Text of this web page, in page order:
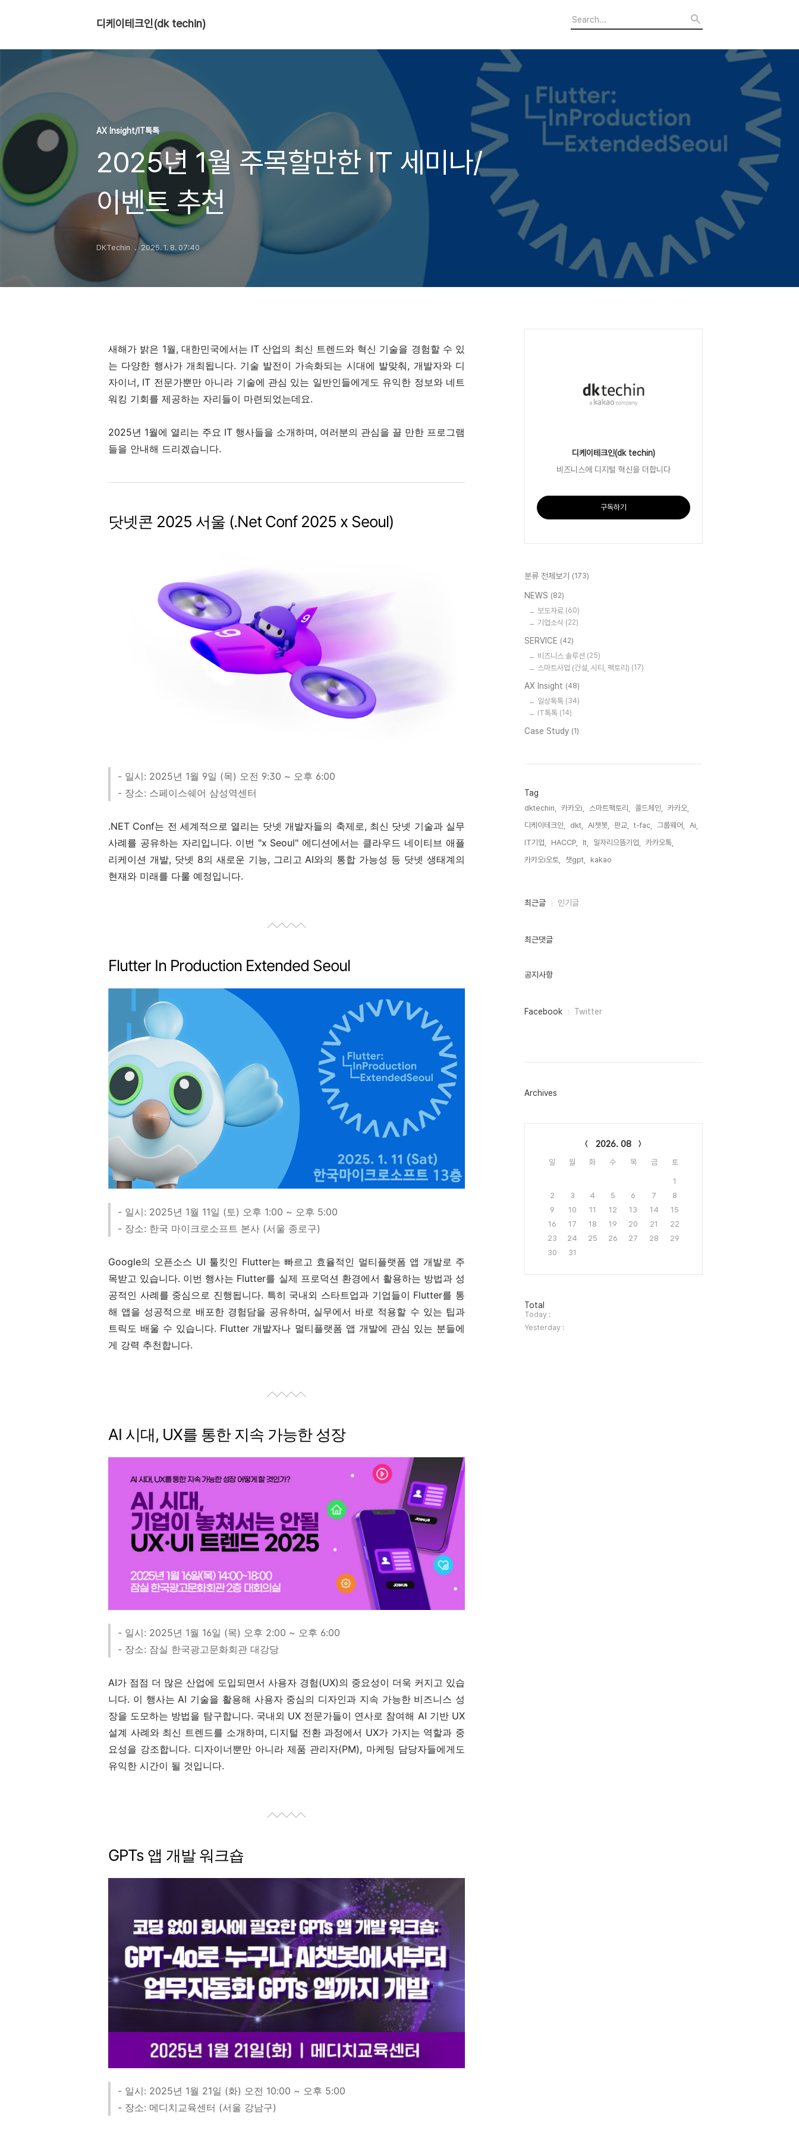
디케이테크인(dk techin)
AX Insight/IT톡톡
2025년 1월 주목할만한 IT 세미나/
이벤트 추천
DKTechin 2025. 1. 8. 07:40
새해가 밝은 1월, 대한민국에서는 IT 산업의 최신 트렌드와 혁신 기술을 경험할 수 있
는 다양한 행사가 개최됩니다. 기술 발전이 가속화되는 시대에 발맞춰, 개발자와 디
자이너, IT 전문가뿐만 아니라 기술에 관심 있는 일반인들에게도 유익한 정보와 네트
워킹 기회를 제공하는 자리들이 마련되었는데요.
2025년 1월에 열리는 주요 IT 행사들을 소개하며, 여러분의 관심을 끌 만한 프로그램
들을 안내해 드리겠습니다.
닷넷콘 2025 서울 (.Net Conf 2025 x Seoul)
- 일시: 2025년 1월 9일 (목) 오전 9:30 ~ 오후 6:00
- 장소: 스페이스쉐어 삼성역센터
.NET Conf는 전 세계적으로 열리는 닷넷 개발자들의 축제로, 최신 닷넷 기술과 실무
사례를 공유하는 자리입니다. 이번 "x Seoul" 에디션에서는 클라우드 네이티브 애플
리케이션 개발, 닷넷 8의 새로운 기능, 그리고 AI와의 통합 가능성 등 닷넷 생태계의
현재와 미래를 다룰 예정입니다.
Flutter In Production Extended Seoul
- 일시: 2025년 1월 11일 (토) 오후 1:00 ~ 오후 5:00
- 장소: 한국 마이크로소프트 본사 (서울 종로구)
Google의 오픈소스 UI 툴킷인 Flutter는 빠르고 효율적인 멀티플랫폼 앱 개발로 주
목받고 있습니다. 이번 행사는 Flutter를 실제 프로덕션 환경에서 활용하는 방법과 성
공적인 사례를 중심으로 진행됩니다. 특히 국내외 스타트업과 기업들이 Flutter를 통
해 앱을 성공적으로 배포한 경험담을 공유하며, 실무에서 바로 적용할 수 있는 팁과
트릭도 배울 수 있습니다. Flutter 개발자나 멀티플랫폼 앱 개발에 관심 있는 분들에
게 강력 추천합니다.
AI 시대, UX를 통한 지속 가능한 성장
- 일시: 2025년 1월 16일 (목) 오후 2:00 ~ 오후 6:00
- 장소: 잠실 한국광고문화회관 대강당
AI가 점점 더 많은 산업에 도입되면서 사용자 경험(UX)의 중요성이 더욱 커지고 있습
니다. 이 행사는 AI 기술을 활용해 사용자 중심의 디자인과 지속 가능한 비즈니스 성
장을 도모하는 방법을 탐구합니다. 국내외 UX 전문가들이 연사로 참여해 AI 기반 UX
설계 사례와 최신 트렌드를 소개하며, 디지털 전환 과정에서 UX가 가지는 역할과 중
요성을 강조합니다. 디자이너뿐만 아니라 제품 관리자(PM), 마케팅 담당자들에게도
유익한 시간이 될 것입니다.
GPTs 앱 개발 워크숍
- 일시: 2025년 1월 21일 (화) 오전 10:00 ~ 오후 5:00
- 장소: 메디치교육센터 (서울 강남구)
디케이테크인(dk techin)
비즈니스에 디지털 혁신을 더합니다
구독하기
분류 전체보기 (173)
NEWS (82)
보도자료 (60)
기업소식 (22)
SERVICE (42)
비즈니스 솔루션 (25)
스마트사업 (건설, 시티, 팩토리) (17)
AX Insight (48)
일상톡톡 (34)
IT톡톡 (14)
Case Study (1)
Tag
dktechin, 카카오i, 스마트팩토리, 콜드체인,
카카오,
디케이테크인,
dkt, AI챗봇, 판교, t-fac, 그룹웨어,
Ai,
IT기업,
HACCP, It, 일자리으뜸기업,
카카오톡,
카카오i오토,
챗gpt, kakao,
최
인
최근글 인기글
최근댓글
공지사항
페
그
Facebook Twitter
Archives
2026. 08
일 월 화 수 목 금 토
1
2
3 4 5 6 7
8
9
10 11 12 13 14
15
16
17 18 19 20 21
22
23
24 25 26 27 28
29
30
31
방
문
자
수
Total
Today :
Yesterday :